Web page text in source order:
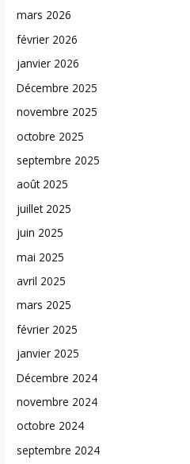
mars 2026
février 2026
janvier 2026
Décembre 2025
novembre 2025
octobre 2025
septembre 2025
août 2025
juillet 2025
juin 2025
mai 2025
avril 2025
mars 2025
février 2025
janvier 2025
Décembre 2024
novembre 2024
octobre 2024
septembre 2024